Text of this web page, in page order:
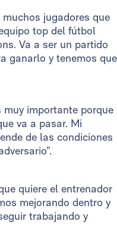
muchos jugadores que
top del fútbol
Va a ser un partido
ganarlo y tenemos que
muy importante porque
va a pasar. Mi
de las condiciones
quiere el entrenador
mejorando dentro y
trabajando y